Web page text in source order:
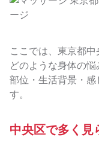
ここでは、東京都
どのような身体の悩
部位・生活背景・
す。
中央区で多く見